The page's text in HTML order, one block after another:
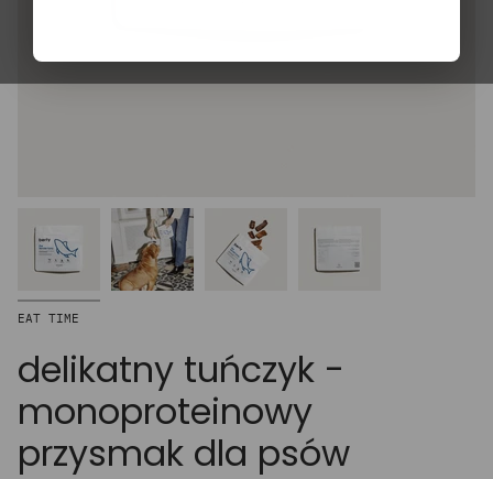
EAT TIME
delikatny tuńczyk -
monoproteinowy
przysmak dla psów